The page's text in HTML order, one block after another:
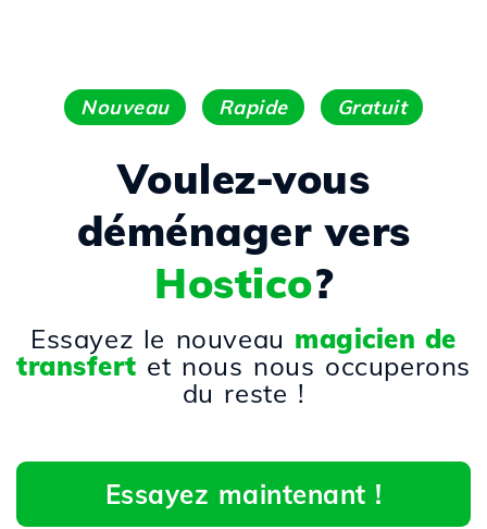
Nouveau Rapide Gratuit
Voulez-vous
déménager vers
Hostico?
Essayez le nouveau magicien de
transfert et nous nous occuperons
du reste !
Essayez maintenant !